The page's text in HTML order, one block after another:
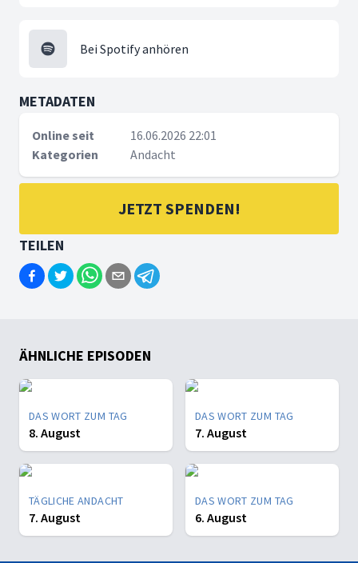
Bei Spotify anhören
METADATEN
Online seit
16.06.2026 22:01
Kategorien
Andacht
JETZT SPENDEN!
TEILEN
ÄHNLICHE EPISODEN
DAS WORT ZUM TAG
8. August
DAS WORT ZUM TAG
7. August
TÄGLICHE ANDACHT
7. August
DAS WORT ZUM TAG
6. August